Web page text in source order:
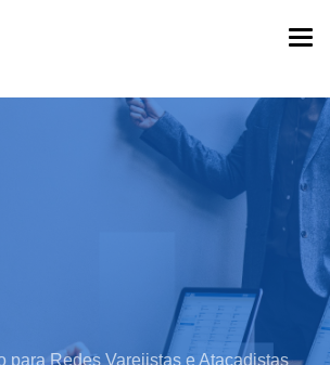
para Redes Varejistas e Atacadistas